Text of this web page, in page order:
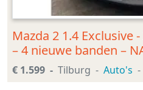
Mazda 2 1.4 Exclusive
– 4 nieuwe banden –
€ 1.599 Tilburg Auto's